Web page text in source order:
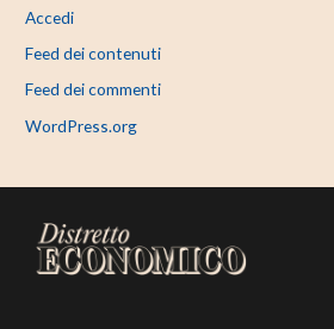
Accedi
Feed dei contenuti
Feed dei commenti
WordPress.org